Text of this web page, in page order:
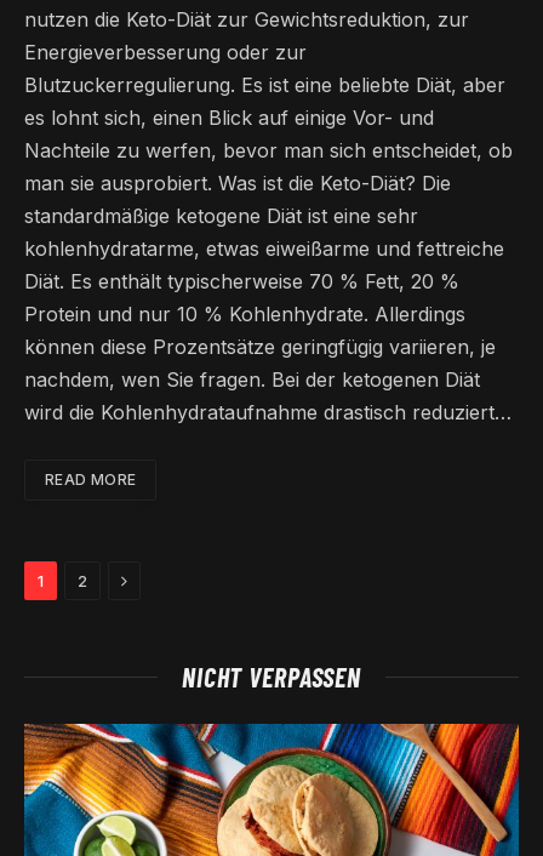
nutzen die Keto-Diät zur Gewichtsreduktion, zur
Energieverbesserung oder zur
Blutzuckerregulierung. Es ist eine beliebte Diät, aber
es lohnt sich, einen Blick auf einige Vor- und
Nachteile zu werfen, bevor man sich entscheidet, ob
man sie ausprobiert. Was ist die Keto-Diät? Die
standardmäßige ketogene Diät ist eine sehr
kohlenhydratarme, etwas eiweißarme und fettreiche
Diät. Es enthält typischerweise 70 % Fett, 20 %
Protein und nur 10 % Kohlenhydrate. Allerdings
können diese Prozentsätze geringfügig variieren, je
nachdem, wen Sie fragen. Bei der ketogenen Diät
wird die Kohlenhydrataufnahme drastisch reduziert…
READ MORE
1 2 Next
NICHT VERPASSEN